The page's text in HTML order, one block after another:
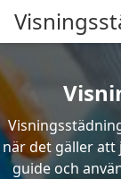
när det gäller att
guide och